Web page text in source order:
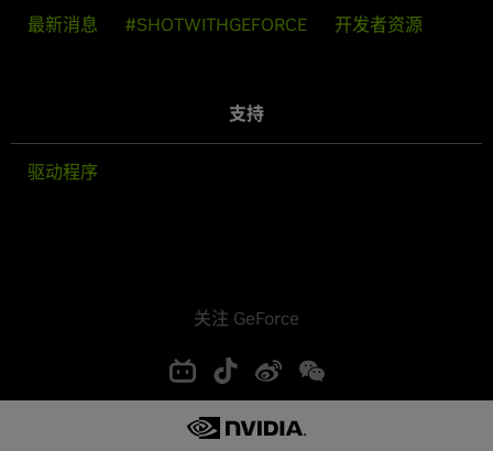
最新消息 #SHOTWITHGEFORCE 开发者资源
支持
驱动程序
关注 GeForce